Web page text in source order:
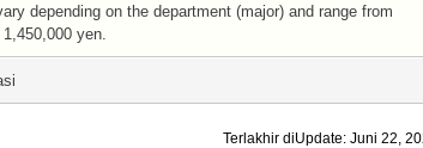
depending on the department (major) and range from
yen.
Terlakhir diUpdate: Juni 22,